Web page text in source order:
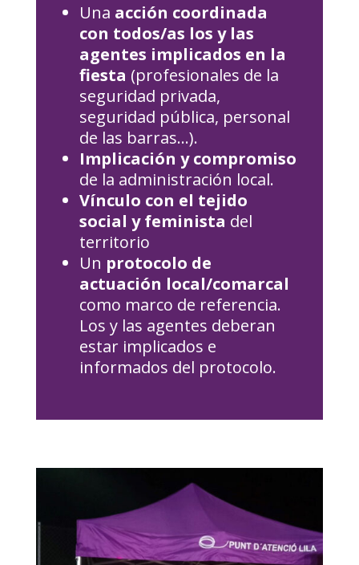
Una acción coordinada
con todos/as los y las
agentes implicados en la
fiesta (profesionales de la
seguridad privada,
seguridad pública, personal
de las barras…).
Implicación y compromiso
de la administración local.
Vínculo con el tejido
social y feminista del
territorio
Un protocolo de
actuación local/comarcal
como marco de referencia.
Los y las agentes deberan
estar implicados e
informados del protocolo.